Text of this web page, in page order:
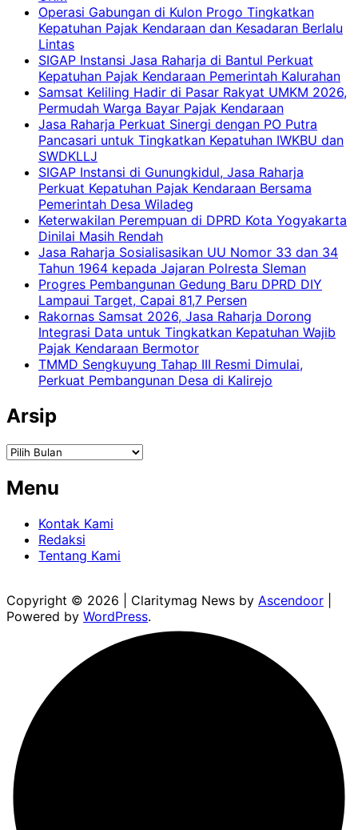
Operasi Gabungan di Kulon Progo Tingkatkan
Kepatuhan Pajak Kendaraan dan Kesadaran Berlalu
Lintas
SIGAP Instansi Jasa Raharja di Bantul Perkuat
Kepatuhan Pajak Kendaraan Pemerintah Kalurahan
Samsat Keliling Hadir di Pasar Rakyat UMKM 2026,
Permudah Warga Bayar Pajak Kendaraan
Jasa Raharja Perkuat Sinergi dengan PO Putra
Pancasari untuk Tingkatkan Kepatuhan IWKBU dan
SWDKLLJ
SIGAP Instansi di Gunungkidul, Jasa Raharja
Perkuat Kepatuhan Pajak Kendaraan Bersama
Pemerintah Desa Wiladeg
Keterwakilan Perempuan di DPRD Kota Yogyakarta
Dinilai Masih Rendah
Jasa Raharja Sosialisasikan UU Nomor 33 dan 34
Tahun 1964 kepada Jajaran Polresta Sleman
Progres Pembangunan Gedung Baru DPRD DIY
Lampaui Target, Capai 81,7 Persen
Rakornas Samsat 2026, Jasa Raharja Dorong
Integrasi Data untuk Tingkatkan Kepatuhan Wajib
Pajak Kendaraan Bermotor
TMMD Sengkuyung Tahap III Resmi Dimulai,
Perkuat Pembangunan Desa di Kalirejo
Arsip
Arsip
Menu
Kontak Kami
Redaksi
Tentang Kami
Copyright © 2026 | Claritymag News by Ascendoor
Powered by WordPress.